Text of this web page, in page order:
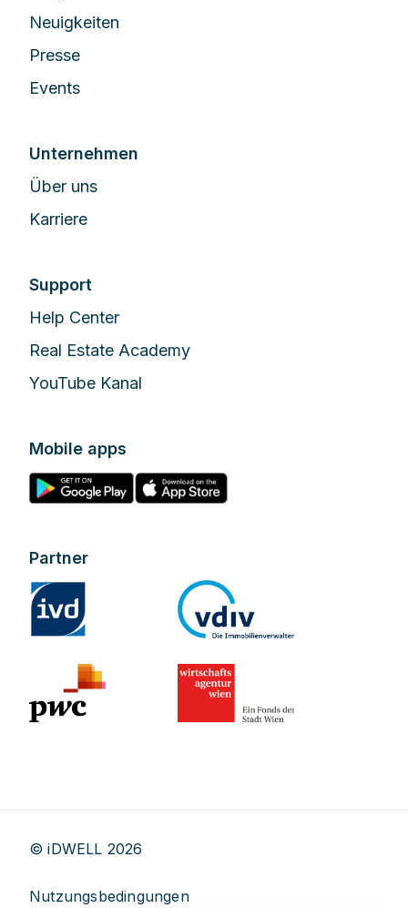
Neuigkeiten
Presse
Events
Unternehmen
Über uns
Karriere
Support
Help Center
Real Estate Academy
YouTube Kanal
Mobile apps
Partner
© iDWELL 2026
Nutzungsbedingungen